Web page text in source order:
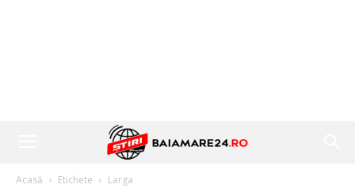
Acasă Etichete Larga